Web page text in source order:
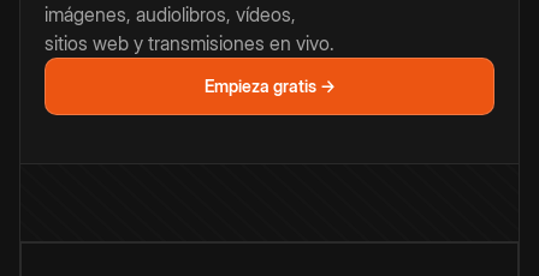
imágenes, audiolibros, vídeos,
sitios web y transmisiones en vivo.
Empieza gratis →